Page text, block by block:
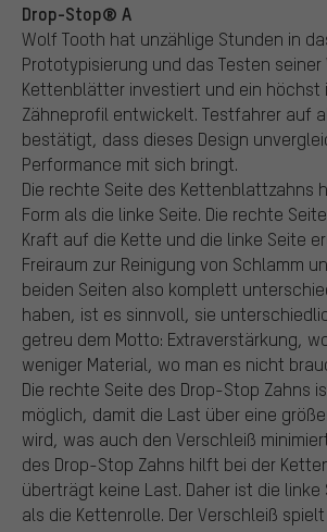
Drop-Stop® A
Wolf Tooth hat unzählige Stunden in
Prototypisierung und das Testen
Kettenblätter investiert und ein höchst
Zähneprofil entwickelt. Testfahrer auf
bestätigt, dass dieses Design
Performance mit sich bringt.
Die rechte Seite des Kettenblattzahns
Form als die linke Seite. Die rechte
Kraft auf die Kette und die linke Seite
Freiraum zur Reinigung von Schlamm
beiden Seiten also komplett
haben, ist es sinnvoll, sie
getreu dem Motto: Extraverstärkung,
weniger Material, wo man es nicht
Die rechte Seite des Drop-Stop Zahns
möglich, damit die Last über eine
wird, was auch den Verschleiß
des Drop-Stop Zahns hilft bei der
überträgt keine Last. Daher ist die
als die Kettenrolle. Der Verschleiß